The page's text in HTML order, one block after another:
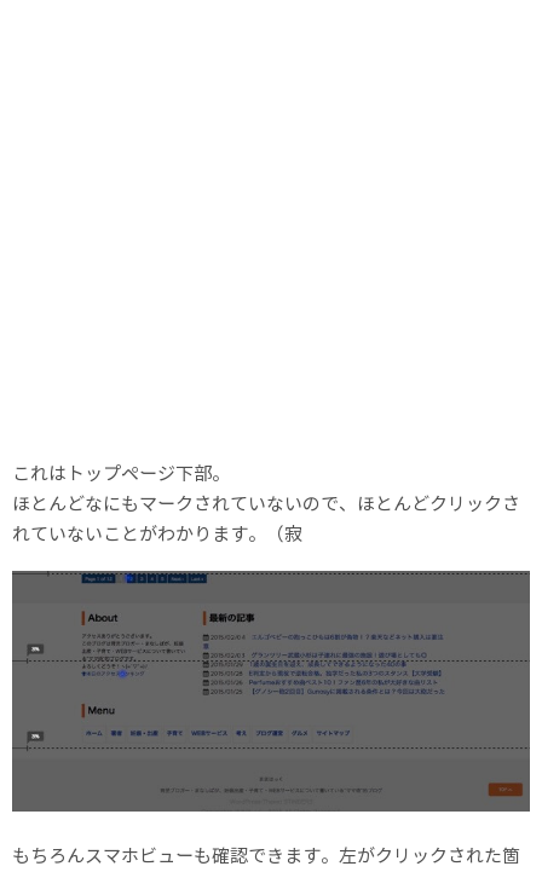
これはトップページ下部。
ほとんどなにもマークされていないので、ほとんどクリックさ
れていないことがわかります。（寂
もちろんスマホビューも確認できます。左がクリックされた箇